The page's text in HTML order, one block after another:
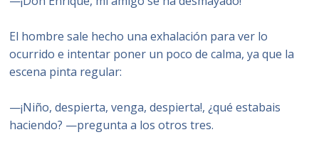
El hombre sale hecho una exhalación para ver lo
ocurrido e intentar poner un poco de calma, ya que la
escena pinta regular:
—¡Niño, despierta, venga, despierta!, ¿qué estabais
haciendo? —pregunta a los otros tres.